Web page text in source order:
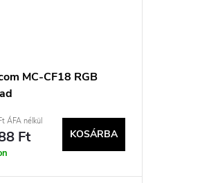
MC-CF18 RGB
ÁFA nélkül
Ft KOSÁRBA